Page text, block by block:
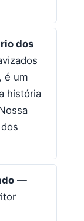
dos
é um
história
—